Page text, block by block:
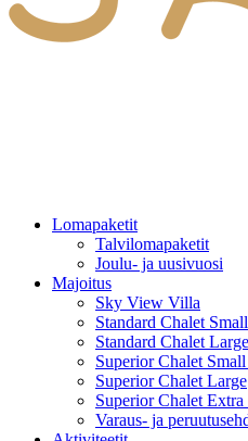
Lomapaketit
Talvilomapaketit
Joulu- ja uusivuosi
Majoitus
Sky View Villa
Standard Chalet Small
Standard Chalet Large
Superior Chalet Small
Superior Chalet Large
Superior Chalet Extra
Varaus- ja